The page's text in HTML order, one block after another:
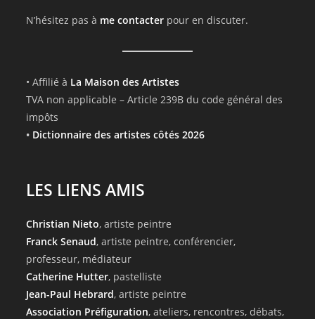
N’hésitez pas à me contacter pour en discuter.
• Affilié à La Maison des Artistes
TVA non applicable – Article 239B du code général des
impôts
• Dictionnaire des artistes côtés 2026
LES LIENS AMIS
Christian Nieto, artiste peintre
Franck Senaud, artiste peintre, conférencier,
professeur, médiateur
Catherine Hutter, pastelliste
Jean-Paul Hebrard, artiste peintre
Association Préfiguration, ateliers, rencontres, débats,